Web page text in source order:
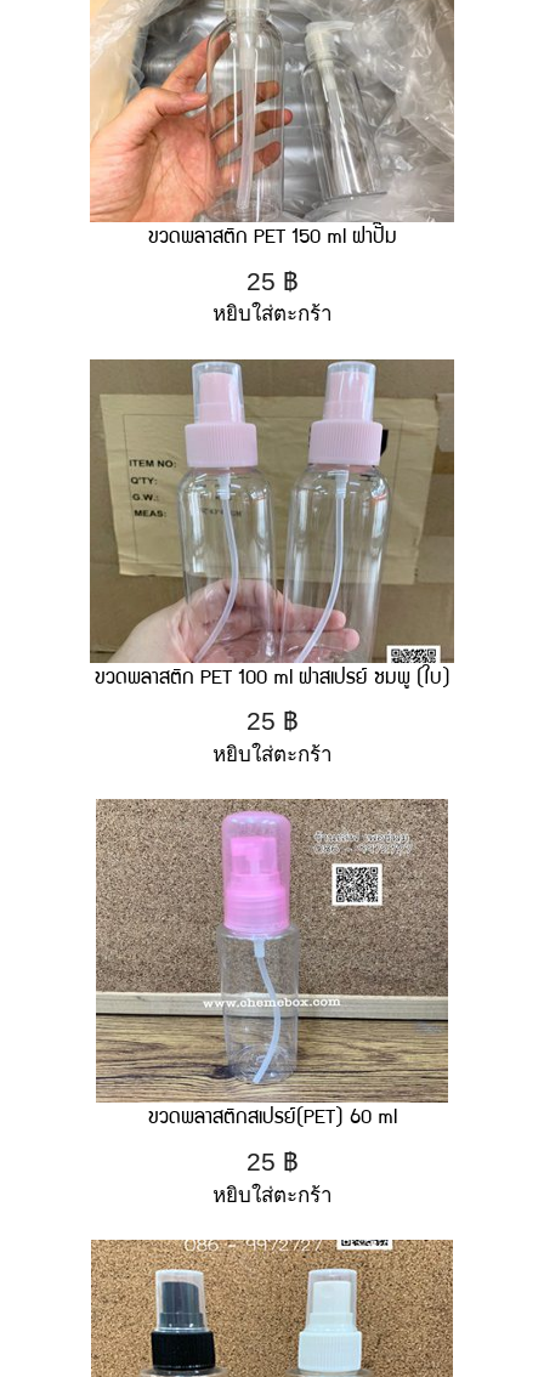
ขวดพลาสติก PET 150 ml ฝาปั๊ม
25 ฿
หยิบใส่ตะกร้า
ขวดพลาสติก PET 100 ml ฝาสเปรย์ ชมพู (ใบ)
25 ฿
หยิบใส่ตะกร้า
ขวดพลาสติกสเปรย์(PET) 60 ml
25 ฿
หยิบใส่ตะกร้า